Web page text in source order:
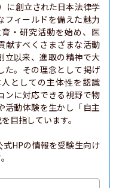
に創立された日本法律学
フィールドを備えた魅力
・研究活動を始め、医
献すべくさまざまな活動
立以来、進取の精神で大
た。その理念として掲げ
としての主体性を認識
ンに対応できる視野で物
活動体験を生かし「自主
目指しています。
HPの情報を受験生向け